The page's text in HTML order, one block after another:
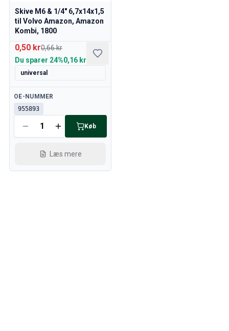
Skive M6 & 1/4" 6,7x14x1,5
til Volvo Amazon, Amazon
Kombi, 1800
0,50 kr0,66 kr
Du sparer 24%0,16 kr
universal
Tilgængelig
OE-NUMMER
955893
Køb
Læs mere